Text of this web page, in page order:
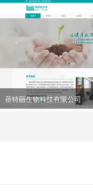
蓓特丽生物科技有限公司